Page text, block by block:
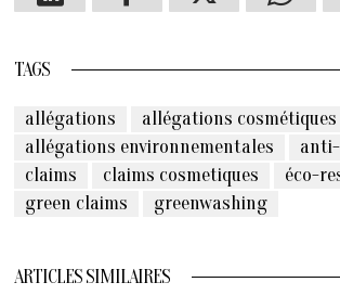
TAGS
allégations
allégations cosmétiques
allégations environnementales
claims
claims cosmetiques
éco-
green claims
greenwashing
ARTICLES SIMILAIRES